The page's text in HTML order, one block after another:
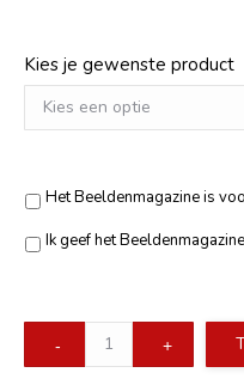
Kies je gewenste product
Het Beeldenmagazine is
Ik geef het
Beeldenmagazine
abonnement